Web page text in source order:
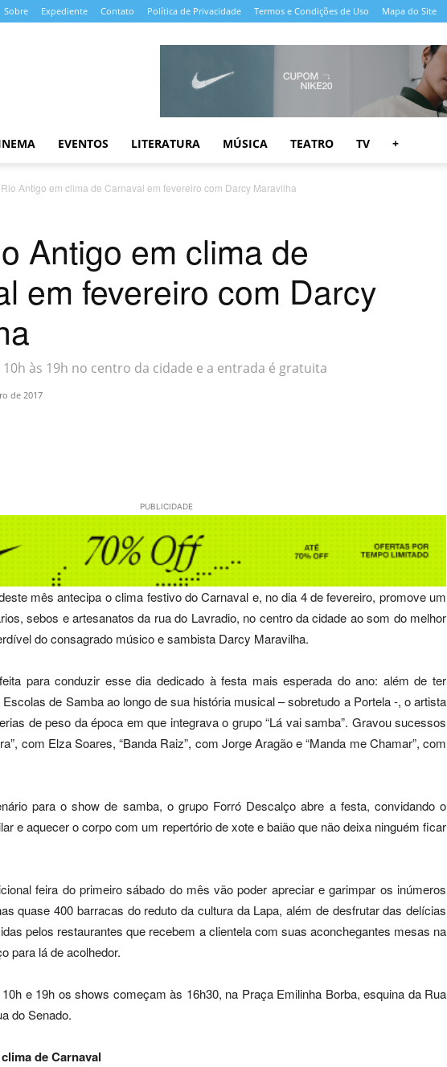
Sobre Expediente Contato Política de Privacidade Termos e Condições de Uso Mapa do Site
EVENTOS LITERATURA MÚSICA TEATRO TV +
Antigo em clima de Carnaval em fevereiro com Darcy Maravilha
Antigo em clima de
em fevereiro com Darcy
10h às 19h no centro da cidade e a entrada é gratuita
de 2017
PUBLICIDADE
mês antecipa o clima festivo do Carnaval e, no dia 4 de fevereiro, promove um
sebos e artesanatos da rua do Lavradio, no centro da cidade ao som do melhor
do consagrado músico e sambista Darcy Maravilha.
para conduzir esse dia dedicado à festa mais esperada do ano: além de ter
de Samba ao longo de sua história musical – sobretudo a Portela -, o artista
de peso da época em que integrava o grupo “Lá vai samba”. Gravou sucessos
com Elza Soares, “Banda Raiz”, com Jorge Aragão e “Manda me Chamar”, com
para o show de samba, o grupo Forró Descalço abre a festa, convidando o
e aquecer o corpo com um repertório de xote e baião que não deixa ninguém ficar
feira do primeiro sábado do mês vão poder apreciar e garimpar os inúmeros
quase 400 barracas do reduto da cultura da Lapa, além de desfrutar das delícias
pelos restaurantes que recebem a clientela com suas aconchegantes mesas na
para lá de acolhedor.
e 19h os shows começam às 16h30, na Praça Emilinha Borba, esquina da Rua
do Senado.
de Carnaval